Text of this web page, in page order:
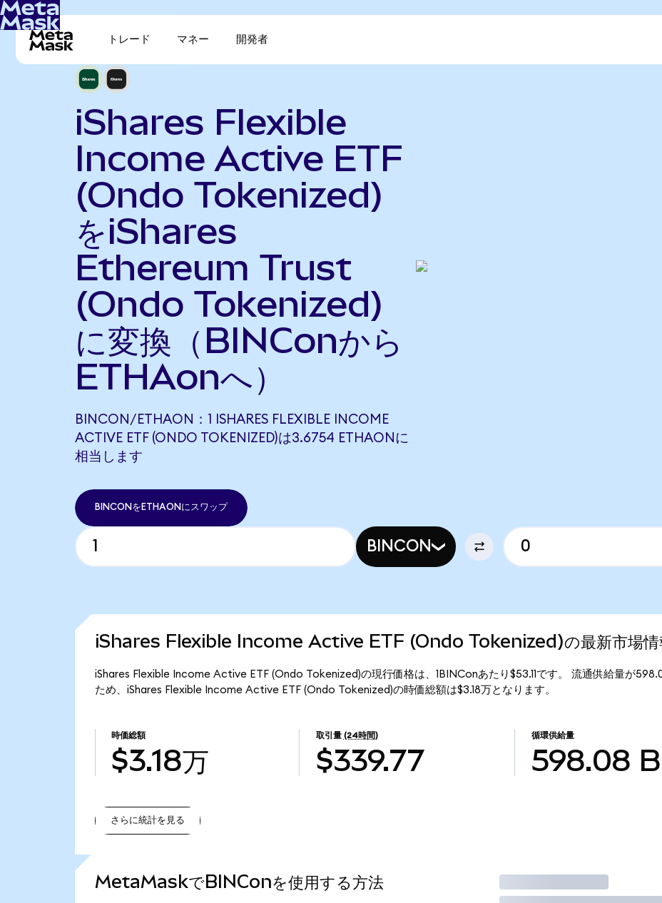
トレード マネー 開発者
iShares Flexible
Income Active ETF
(Ondo Tokenized)
をiShares
Ethereum Trust
(Ondo Tokenized)
に変換（BINConから
ETHAonへ）
BINCON/ETHAON：1 ISHARES FLEXIBLE INCOME
ACTIVE ETF (ONDO TOKENIZED)は3.6754 ETHAONに
相当します
BINCONをETHAONにスワップ
BINCON
iShares Flexible Income Active ETF (Ondo Tokenized)の最新市場情
iShares Flexible Income Active ETF (Ondo Tokenized)の現行価格は、1BINConあたり$53.11です。 流通供給量が
ため、iShares Flexible Income Active ETF (Ondo Tokenized)の時価総額は$3.18万となります。
時価総額
$3.18万
取引量 (24時間)
$339.77
循環供給量
598.08
さらに統計を見る
MetaMaskでBINConを使用する方法 取引